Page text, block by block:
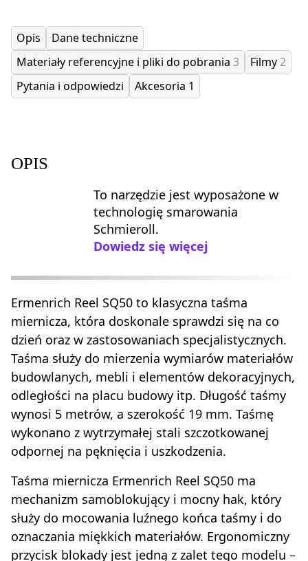
Opis
Dane techniczne
Materiały referencyjne i pliki do pobrania 3 Filmy 2
Pytania i odpowiedzi
Akcesoria 1
OPIS
To narzędzie jest wyposażone w
technologię smarowania
Schmieroll.
Dowiedz się więcej
Ermenrich Reel SQ50 to klasyczna taśma
miernicza, która doskonale sprawdzi się na co
dzień oraz w zastosowaniach specjalistycznych.
Taśma służy do mierzenia wymiarów materiałów
budowlanych, mebli i elementów dekoracyjnych,
odległości na placu budowy itp. Długość taśmy
wynosi 5 metrów, a szerokość 19 mm. Taśmę
wykonano z wytrzymałej stali szczotkowanej
odpornej na pęknięcia i uszkodzenia.
Taśma miernicza Ermenrich Reel SQ50 ma
mechanizm samoblokujący i mocny hak, który
służy do mocowania luźnego końca taśmy i do
oznaczania miękkich materiałów. Ergonomiczny
przycisk blokady jest jedną z zalet tego modelu –